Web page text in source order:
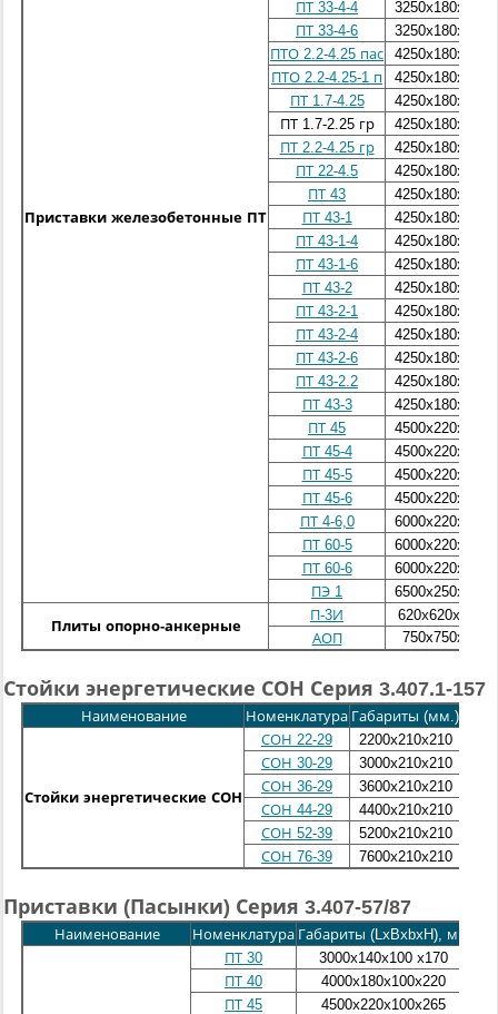
Приставки железобетонные ПТ
ПТ 33-4-4
3250х180х220
ПТ 33-4-6
3250х180х220
ПТО 2.2-4.25 пас
4250х180х220
ПТО 2.2-4.25-1 п
4250х180х220
ПТ 1.7-4.25
4250х180х220
ПТ 1.7-2.25 гр
4250х180х220
ПТ 2.2-4.25 гр
4250х180х220
ПТ 22-4.5
4250х180х220
ПТ 43
4250х180х220
ПТ 43-1
4250х180х220
ПТ 43-1-4
4250х180х220
ПТ 43-1-6
4250х180х220
ПТ 43-2
4250х180х220
ПТ 43-2-1
4250х180х220
ПТ 43-2-4
4250х180х220
ПТ 43-2-6
4250х180х220
ПТ 43-2.2
4250х180х220
ПТ 43-3
4250х180х220
ПТ 45
4500х220х265
ПТ 45-4
4500х220х265
ПТ 45-5
4500х220х265
ПТ 45-6
4500х220х265
ПТ 4-6,0
6000х220х265
ПТ 60-5
6000х220х265
ПТ 60-6
6000х220х265
ПЭ 1
6500х250х250
Плиты опорно-анкерные
П-3И 620х620х
АОП
750x750x80
Стойки энергетические СОН Серия 3.407.1-157
Наименование Номенклатура Габариты (мм.)
Стойки энергетические СОН
СОН 22-29 2200х210х210
СОН 30-29
3000х210х210
СОН 36-29
3600х210х210
СОН 44-29
4400х210х210
СОН 52-39
5200х210х210
СОН 76-39
7600х210х210
Приставки (Пасынки) Серия 3.407-57/87
Наименование Номенклатура Габариты (L хBхbхH), мм
ПТ 30 3000х140х100 х170
ПТ 40
4000х180х100х220
ПТ 45
4500х220х100х265